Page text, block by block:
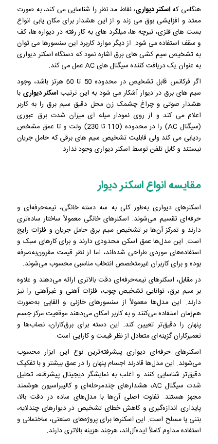
هنگامی کهاسکنر دیواری، نقاط مد نظر را شناسایی می کند، به صورت
ممتد و افزایشی بوق می زند و از این هشدار برای مکان یابی انواع
بست های فلزی، تیرچه ها، میلگرد های به کار رفته در دیواره ها، کف
و سقف استفاده می شود. از دیگر موارد کاربرد این سنسورها می توان
به تشخیص سیم کشی های برق اشاره نمود که دستگاه اسکنر دیواری
به عنوان یک دریافت کننده سیگنال های AC عمل می کند.
اگر فرکانس قابل تشخیص در محدوده 50 تا 60 هرتز باشد، وجود
سیم های برق در دیوار آشکار می شود به این ترتیباسکنر دیواری با
هشدار صوتی و چراغ چشمک زن محل دقیق سیم برق را به کاربر
اعلام می کند و از روی نمودار میله ای میزان شدت برق عبوری
(سیگنال AC) را در محدوده (110 تا 230) ولت و تا عمق مشخص
ردیابی می کند ولی قابلیت تشخیص سیم های برقی که حامل جریان
نیستند و کابل تلفن توسط اسکنر دیواری وجود ندارد.
مقایسه انواع اسکنر دیوار
اسکنرهای دیواری به‌طور کلی به سه دسته خانگی، نیمه‌حرفه‌ای و
حرفه‌ای تقسیم می‌شوند. اسکنرهای خانگی معمولاً ساختار ساده‌تری
دارند و تمرکز آن‌ها بر تشخیص سیم برق حامل جریان و فلزات رایج
است. این مدل‌ها عمق اسکن محدودی دارند و برای کارهای سبک و
استفاده‌های موردی طراحی شده‌اند، اما از نظر قیمت مقرون‌به‌صرفه
بوده و برای کاربران غیرمتخصص انتخاب مناسبی محسوب می‌شوند.
در مقابل، اسکنرهای نیمه‌حرفه‌ای دقت بالاتری ارائه می‌دهند و علاوه
بر سیم برق، توانایی تشخیص چوب، فلزات آهنی و غیرآهنی را نیز
دارند. این مدل‌ها معمولاً از سنسورهای خازنی و القایی به‌صورت
هم‌زمان استفاده می‌کنند و به کاربر امکان می‌دهند موقعیت مرکز جسم
پنهان را دقیق‌تر تعیین کند. این دسته برای برق‌کاران، نصاب‌ها و
تعمیرکاران گزینه‌ای متعادل از نظر قیمت و کارایی است.
اسکنرهای حرفه‌ای دیواری پیشرفته‌ترین نوع این ابزار محسوب
می‌شوند. این مدل‌ها قادرند اجسام پنهان را در عمق بیشتر و با تفکیک
دقیق‌تر شناسایی کنند و اغلب به نمایشگر دیجیتال پیشرفته، تحلیل
شدت سیگنال AC، هشدارهای چندمرحله‌ای و کالیبراسیون هوشمند
مجهز هستند. تفاوت اصلی آن‌ها با مدل‌های ساده در دقت بالا،
پایداری اندازه‌گیری و کاهش خطای تشخیص در دیوارهای چندلایه،
بتنی یا مسلح است. این اسکنرها برای پروژه‌های صنعتی، ساختمانی و
استفاده مداوم کاملاً ایده‌آل‌اند، هرچند هزینه بالاتری دارند.